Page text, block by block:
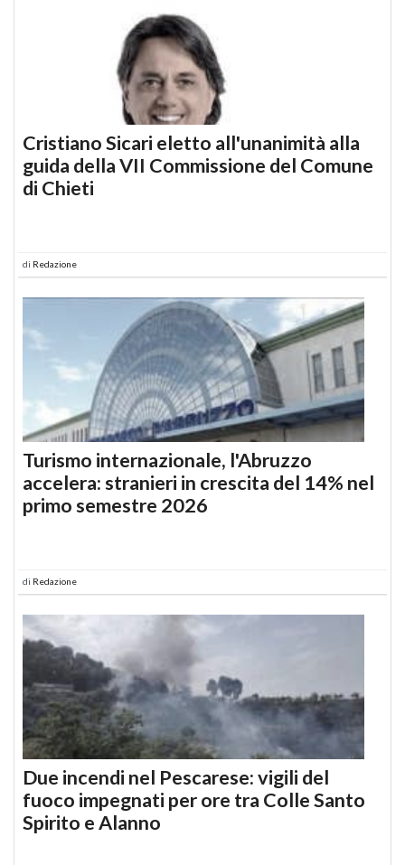
Cristiano Sicari eletto all'unanimità alla
guida della VII Commissione del Comune
di Chieti
di Redazione
Turismo internazionale, l'Abruzzo
accelera: stranieri in crescita del 14% nel
primo semestre 2026
di Redazione
Due incendi nel Pescarese: vigili del
fuoco impegnati per ore tra Colle Santo
Spirito e Alanno